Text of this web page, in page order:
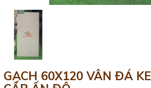
GẠCH 60X120 VÂN ĐÁ